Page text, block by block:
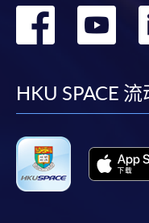
課程組會在收到報名
付款方法
1. 現金或「易辦事」（
申請人可親臨學院任
辦事」(EPS) 繳付學
转
HKU SPACE